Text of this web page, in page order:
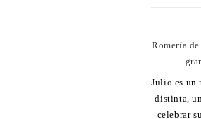
Romería
Julio es un
distinta,
celebrar